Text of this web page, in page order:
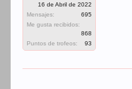
16 de Abril de 2022
Mensajes:
695
Me gusta recibidos:
868
Puntos de trofeos:
93